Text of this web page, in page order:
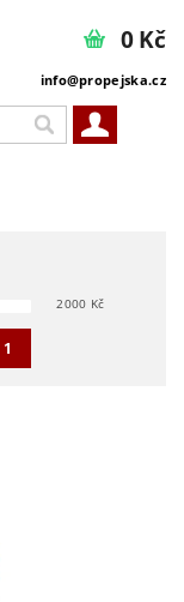
info@propejska.cz
0 Kč
2000 Kč
1